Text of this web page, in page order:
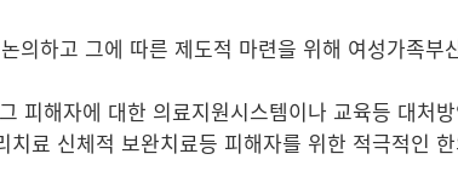
하고 그에 따른 제도적 마련을 위해 ​여성가족부
피해자에 대한 의료지원시스템이나 교육등 대처
료 신체적 보완치료등 피해자를 위한 적극적인